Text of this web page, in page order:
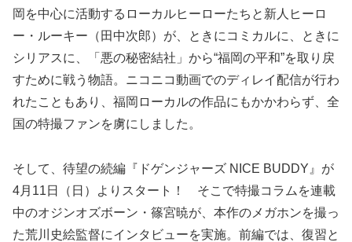
岡を中心に活動するローカルヒーローたちと新人ヒーロ
ー・ルーキー（田中次郎）が、ときにコミカルに、ときに
シリアスに、「悪の秘密結社」から“福岡の平和”を取り戻
すために戦う物語。ニコニコ動画でのディレイ配信が行わ
れたこともあり、福岡ローカルの作品にもかかわらず、全
国の特撮ファンを虜にしました。
そして、待望の続編『ドゲンジャーズ NICE BUDDY』が
4月11日（日）よりスタート！ そこで特撮コラムを連載
中のオジンオズボーン・篠宮暁が、本作のメガホンを撮っ
た荒川史絵監督にインタビューを実施。前編では、復習と